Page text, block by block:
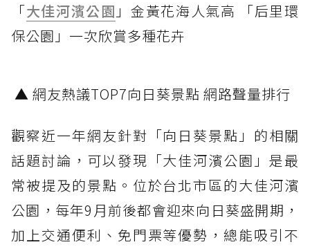
「大佳河濱公園 」金黃花海人氣高 「后里環
保公園」一次欣賞多種花卉
▲ 網友熱議TOP7向日葵景點 網路聲量排行
觀察近一年網友針對「向日葵景點」的相關
話題討論，可以發現「大佳河濱公園」是最
常被提及的景點。位於台北市區的大佳河濱
公園，每年9月前後都會迎來向日葵盛開期，
加上交通便利、免門票等優勢，總能吸引不